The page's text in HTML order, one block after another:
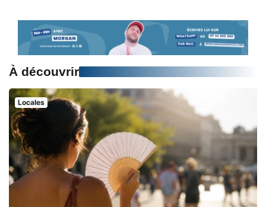
À découvrir
Locales